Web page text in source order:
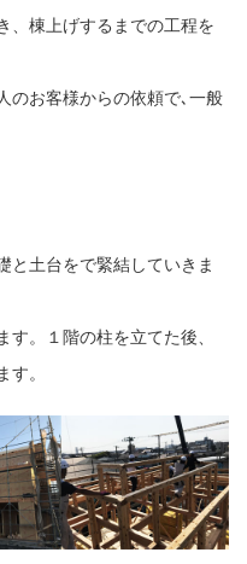
、棟上げするまでの工程を
のお客様からの依頼で､一般
と土台をで緊結していきま
。１階の柱を立てた後、
す。